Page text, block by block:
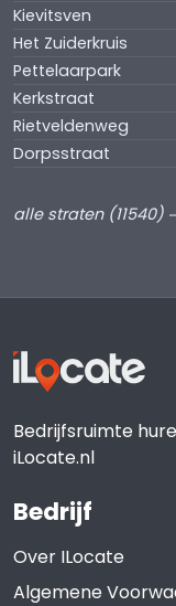
Kievitsven
Het Zuiderkruis
Pettelaarpark
Kerkstraat
Rietveldenweg
Dorpsstraat
alle straten (11540)
Bedrijfsruimte
iLocate.nl
Bedrijf
Over ILocate
Algemene